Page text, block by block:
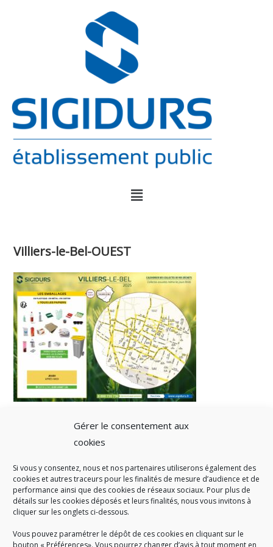
Gérer le consentement aux
cookies
Si vous y consentez, nous et nos partenaires utiliserons également des
cookies et autres traceurs pour les finalités de mesure d’audience et de
performance ainsi que des cookies de réseaux sociaux. Pour plus de
détails sur les cookies déposés et leurs finalités, nous vous invitons à
cliquer sur les onglets ci-dessous.
Vous pouvez paramétrer le dépôt de ces cookies en cliquant sur le
bouton « Préférences». Vous pourrez changer d’avis à tout moment en
Villiers-le-Bel-OUEST
A SAVOIR
Créé en 1978, le Sigidurs est un établissement public quiexerce
des missions de service public : la prévention, la collecte et la
valorisation des déchets ménagers et assimilés produits par son
territoire.